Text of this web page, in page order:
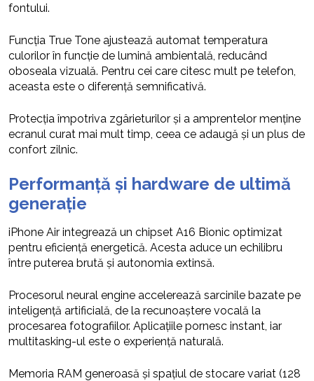
fontului.
Funcția True Tone ajustează automat temperatura
culorilor în funcție de lumină ambientală, reducând
oboseala vizuală. Pentru cei care citesc mult pe telefon,
aceasta este o diferență semnificativă.
Protecția împotriva zgârieturilor și a amprentelor menține
ecranul curat mai mult timp, ceea ce adaugă și un plus de
confort zilnic.
Performanță și hardware de ultimă
generație
iPhone Air integrează un chipset A16 Bionic optimizat
pentru eficiență energetică. Acesta aduce un echilibru
între puterea brută și autonomia extinsă.
Procesorul neural engine accelerează sarcinile bazate pe
inteligență artificială, de la recunoaștere vocală la
procesarea fotografiilor. Aplicațiile pornesc instant, iar
multitasking-ul este o experiență naturală.
Memoria RAM generoasă și spațiul de stocare variat (128